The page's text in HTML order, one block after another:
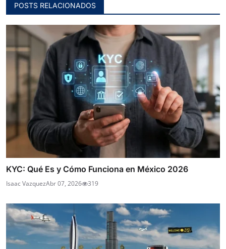
POSTS RELACIONADOS
KYC: Qué Es y Cómo Funciona en México 2026
Isaac VazquezAbr 07, 2026 319